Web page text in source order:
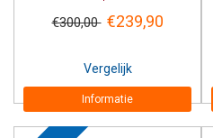
€300,00 €239,90
Vergelijk
Informatie